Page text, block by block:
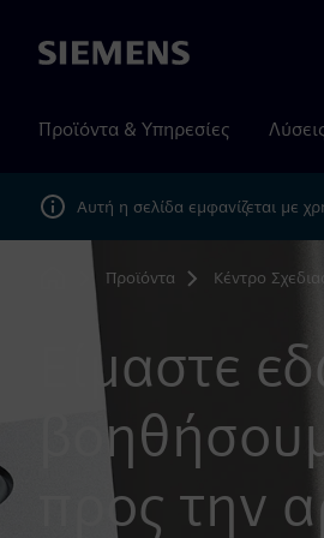
Siemens
Προϊόντα & Υπηρεσίες
Αυτή η σελίδα εμφανίζεται με
Προϊόντα Κέντρο
Είμαστε
προς την